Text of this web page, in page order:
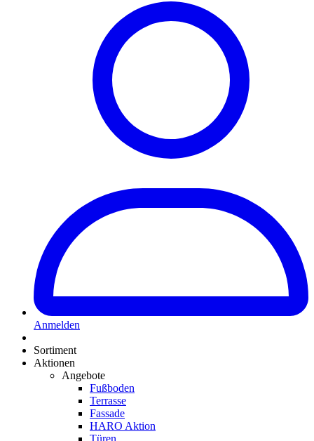
Anmelden
Sortiment
Aktionen
Angebote
Fußboden
Terrasse
Fassade
HARO Aktion
Türen